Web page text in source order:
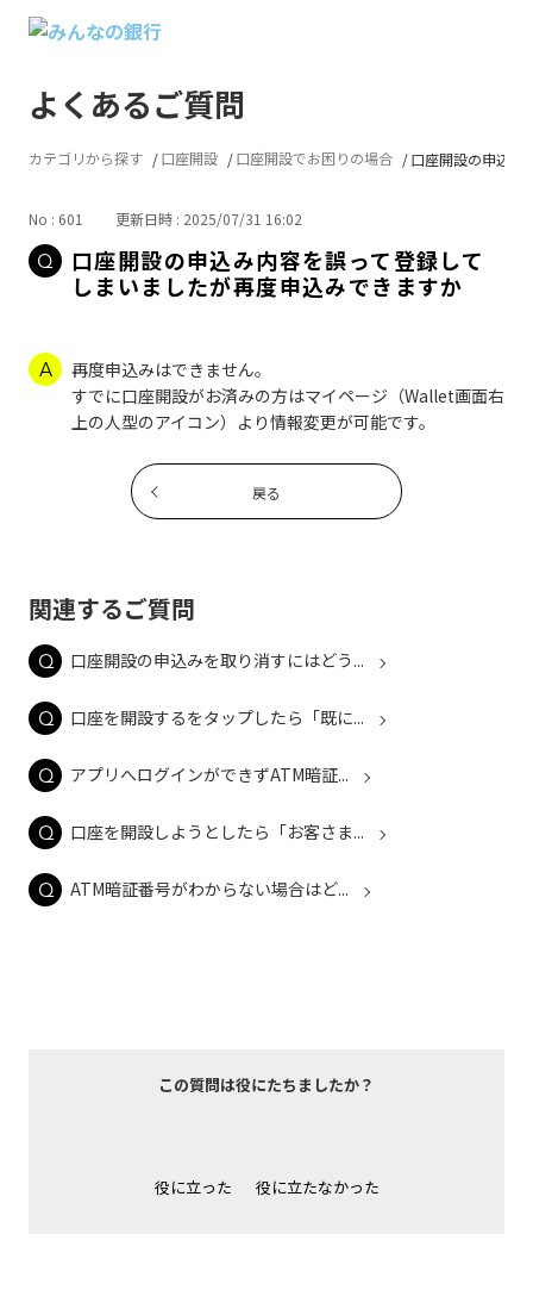
よくあるご質問
カテゴリから探す 口座開設 口座開設でお困りの場合 口座開設の申込み
No : 601 更新日時 : 2025/07/31 16:02
口座開設の申込み内容を誤って登録して
しまいましたが再度申込みできますか
再度申込みはできません。
すでに口座開設がお済みの方はマイページ（Wallet画面右
上の人型のアイコン）より情報変更が可能です。
戻る
関連するご質問
口座開設の申込みを取り消すにはどう...
口座を開設するをタップしたら「既に...
アプリへログインができずATM暗証...
口座を開設しようとしたら「お客さま...
ATM暗証番号がわからない場合はど...
この質問は役にたちましたか？
役に立った 役に立たなかった